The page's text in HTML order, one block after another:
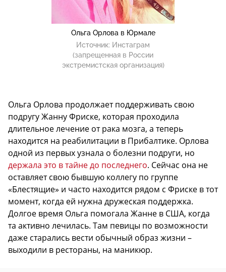
Ольга Орлова в Юрмале
Источник: Инстаграм
(запрещенная в России
экстремистская организация)
Ольга Орлова продолжает поддерживать свою
подругу Жанну Фриске, которая проходила
длительное лечение от рака мозга, а теперь
находится на реабилитации в Прибалтике. Орлова
одной из первых узнала о болезни подруги, но
держала это в тайне до последнего. Сейчас она не
оставляет свою бывшую коллегу по группе
«Блестящие» и часто находится рядом с Фриске в тот
момент, когда ей нужна дружеская поддержка.
Долгое время Ольга помогала Жанне в США, когда
та активно лечилась. Там певицы по возможности
даже старались вести обычный образ жизни –
выходили в рестораны, на маникюр.